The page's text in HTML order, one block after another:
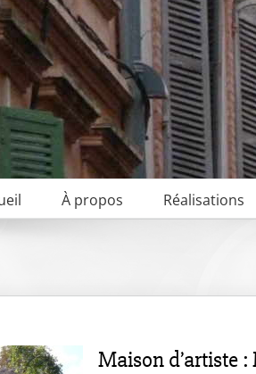
À propos Réalisations
Maison d’artiste